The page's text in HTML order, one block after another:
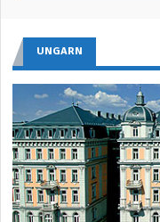
UNGARN